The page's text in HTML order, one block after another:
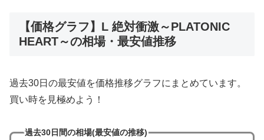
【価格グラフ】L 絶対衝激～PLATONIC
HEART～の相場・最安値推移
過去30日の最安値を価格推移グラフにまとめています。
買い時を見極めよう！
過去30日間の相場(最安値の推移)